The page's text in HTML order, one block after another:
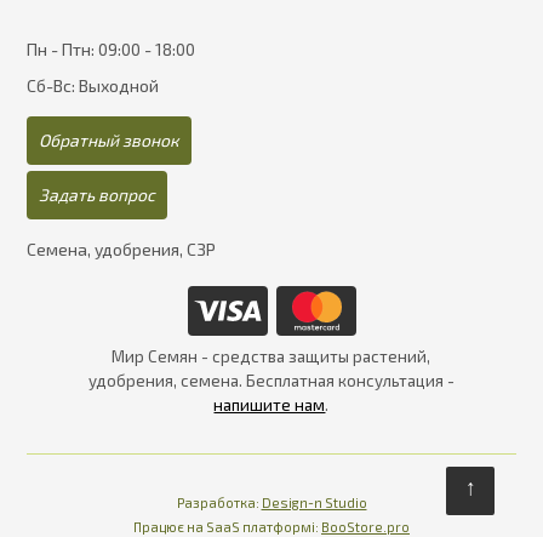
Пн - Птн: 09:00 - 18:00
Сб-Вс: Выходной
Обратный звонок
Задать вопрос
Семена, удобрения, СЗР
Мир Семян - средства защиты растений,
удобрения, семена. Бесплатная консультация -
напишите нам.
Разработка: Design-n Studio
Працює на SaaS платформі: Працює на SaaS платформі
BooStore.pro
↑